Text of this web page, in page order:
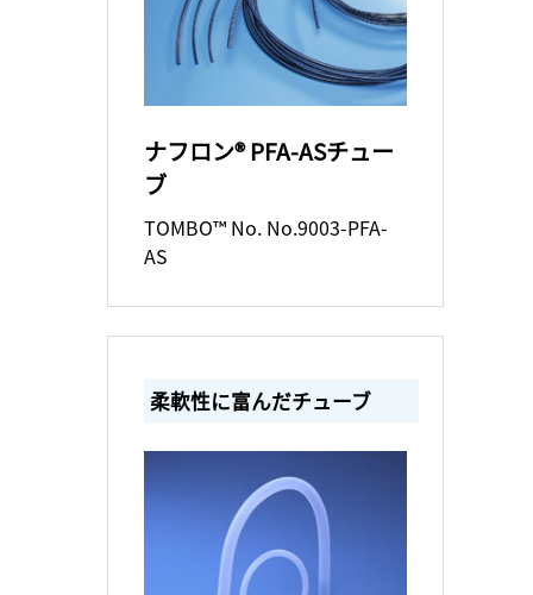
ナフロン® PFA-ASチュー
ブ
TOMBO™ No. No.9003-PFA-
AS
柔軟性に富んだチューブ